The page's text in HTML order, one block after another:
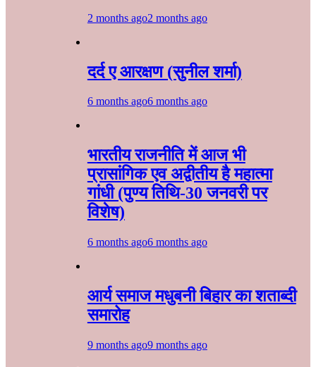
2 months ago2 months ago
दर्द ए आरक्षण (सुनील शर्मा)
6 months ago6 months ago
भारतीय राजनीति में आज भी
प्रासांगिक एव अद्वीतीय है महात्मा
गांधी (पुण्य तिथि-30 जनवरी पर
विशेष)
6 months ago6 months ago
आर्य समाज मधुबनी बिहार का शताब्दी
समारोह
9 months ago9 months ago